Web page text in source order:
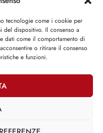
tecnologie come i cookie per
del dispositivo. Il consenso a
dati come il comportamento di
o ritirare il consenso
e funzioni.
Email